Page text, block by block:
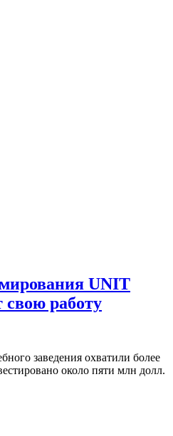
UNIT
свою работу
заведения охватили более
около пяти млн долл.